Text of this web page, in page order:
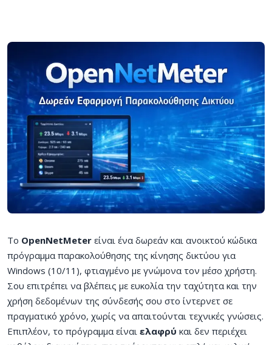
Το OpenNetMeter είναι ένα δωρεάν και ανοικτού κώδικα
πρόγραμμα παρακολούθησης της κίνησης δικτύου για
Windows (10/11), φτιαγμένο με γνώμονα τον μέσο χρήστη.
Σου επιτρέπει να βλέπεις με ευκολία την ταχύτητα και την
χρήση δεδομένων της σύνδεσής σου στο ίντερνετ σε
πραγματικό χρόνο, χωρίς να απαιτούνται τεχνικές γνώσεις.
Επιπλέον, το πρόγραμμα είναι ελαφρύ και δεν περιέχει